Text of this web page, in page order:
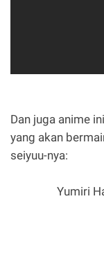
Dan juga anime
yang akan
seiyuu-nya:
Yumiri